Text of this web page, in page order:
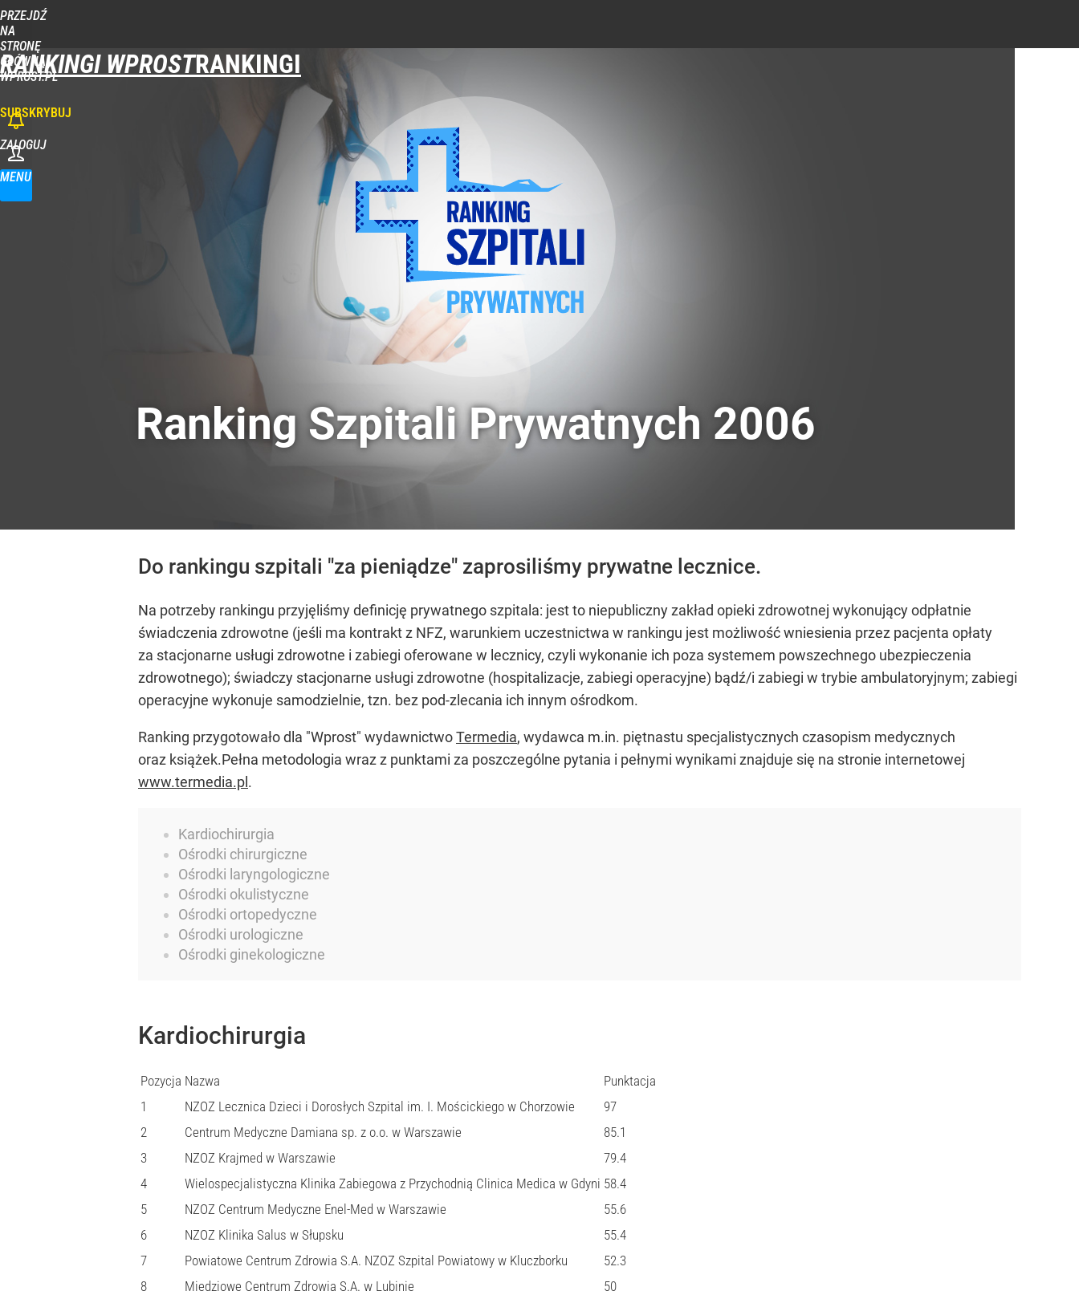
PRZEJDŹ
NA
STRONĘ
GŁÓWNĄ
WPROST.PL
RANKINGI WPROST
SUBSKRYBUJ
ZALOGUJ
MENU
Ranking Szpitali Prywatnych 2006
Do rankingu szpitali "za pieniądze" zaprosiliśmy prywatne lecznice.
Na potrzeby rankingu przyjęliśmy definicję prywatnego szpitala: jest to niepubliczny zakład opieki zdrowotnej wykonujący odpłatnie
świadczenia zdrowotne (jeśli ma kontrakt z NFZ, warunkiem uczestnictwa w rankingu jest możliwość wniesienia przez pacjenta opłaty
za stacjonarne usługi zdrowotne i zabiegi oferowane w lecznicy, czyli wykonanie ich poza systemem powszechnego ubezpieczenia
zdrowotnego); świadczy stacjonarne usługi zdrowotne (hospitalizacje, zabiegi operacyjne) bądź/i zabiegi w trybie ambulatoryjnym; zabiegi
operacyjne wykonuje samodzielnie, tzn. bez pod-zlecania ich innym ośrodkom.
Ranking przygotowało dla "Wprost" wydawnictwoTermedia, wydawca m.in. piętnastu specjalistycznych czasopism medycznych
oraz książek.Pełna metodologia wraz z punktami za poszczególne pytania i pełnymi wynikami znajduje się na stronie internetowej
www.termedia.pl .
Kardiochirurgia
Ośrodki chirurgiczne
Ośrodki laryngologiczne
Ośrodki okulistyczne
Ośrodki ortopedyczne
Ośrodki urologiczne
Ośrodki ginekologiczne
Kardiochirurgia
Pozycja Nazwa
Punktacja
1
NZOZ Lecznica Dzieci i Dorosłych Szpital im. I. Mościckiego w Chorzowie
97
2
Centrum Medyczne Damiana sp. z o.o. w Warszawie
85.1
3
NZOZ Krajmed w Warszawie
79.4
4
Wielospecjalistyczna Klinika Zabiegowa z Przychodnią Clinica Medica w Gdyni 58.4
5
NZOZ Centrum Medyczne Enel-Med w Warszawie
55.6
6
NZOZ Klinika Salus w Słupsku
55.4
7
Powiatowe Centrum Zdrowia S.A. NZOZ Szpital Powiatowy w Kluczborku
52.3
8
Miedziowe Centrum Zdrowia S.A. w Lubinie
50